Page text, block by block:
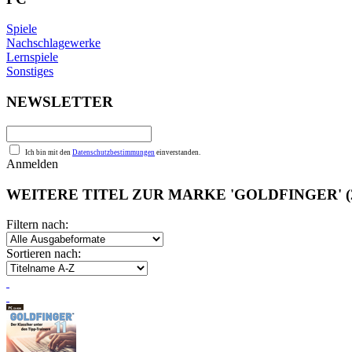
Spiele
Nachschlagewerke
Lernspiele
Sonstiges
NEWSLETTER
Ich bin mit den Datenschutzbestimmungen einverstanden.
Anmelden
WEITERE TITEL ZUR MARKE 'GOLDFINGER'
Filtern nach:
Sortieren nach: